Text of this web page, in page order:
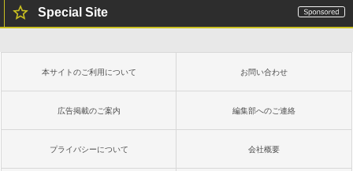
Special Site
本サイトのご利用について お問い合わせ
広告掲載のご案内 編集部へのご連絡
プライバシーについて 会社概要